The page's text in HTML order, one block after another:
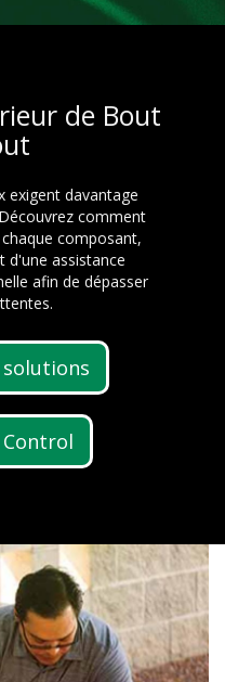
de Bout
exigent davantage
comment
composant,
d'une assistance
afin de dépasser
Control